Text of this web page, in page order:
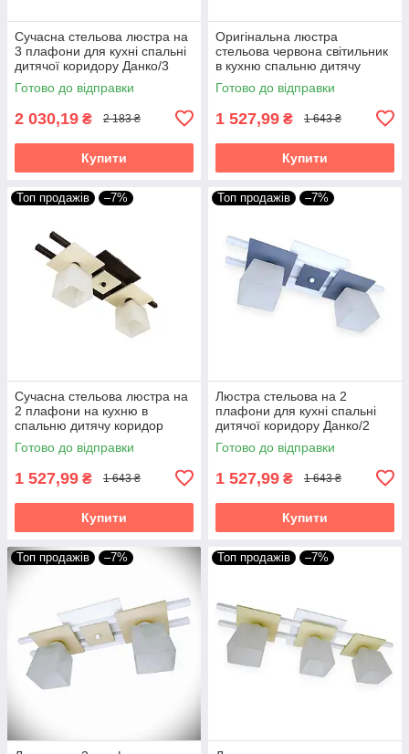
Сучасна стельова люстра на
3 плафони для кухні спальні
дитячої коридору Данко/3
Готово до відправки
2 030,19 ₴ 2 183 ₴
Купити
Оригінальна люстра
стельова червона світильник
в кухню спальню дитячу
кімнату коридор на 2
плафони Данко/2 чорно
Готово до відправки
1 527,99 ₴ 1 643 ₴
Купити
Топ продажів –7%
Сучасна стельова люстра на
2 плафони на кухню в
спальню дитячу коридор
кабінет Данко/2 коричнево-
бежева
Готово до відправки
1 527,99 ₴ 1 643 ₴
Купити
Топ продажів –7%
Люстра стельова на 2
плафони для кухні спальні
дитячої коридору Данко/2
біло-сіра
Готово до відправки
1 527,99 ₴ 1 643 ₴
Купити
Топ продажів –7% Топ продажів –7%